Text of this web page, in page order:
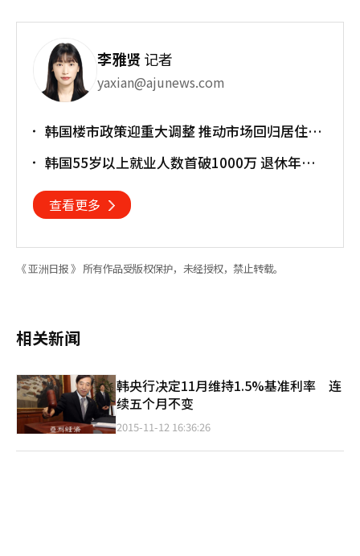
李雅贤记者
yaxian@ajunews.com
韩国楼市政策迎重大调整 推动市场回归居住属
韩国55岁以上就业人数首破1000万 退休年龄
查看更多
《 亚洲日报 》 所有作品受版权保护，未经授权，禁止转载。
相关新闻
韩央行决定11月维持1.5%基准利率 连
续五个月不变
2015-11-12 16:36:26